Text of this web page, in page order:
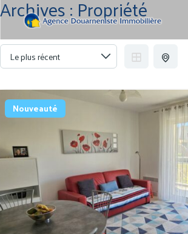
Archives :Propriété
Nouveauté